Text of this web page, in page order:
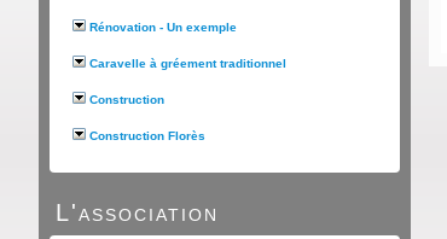
Rénovation - Un exemple
Caravelle à gréement traditionnel
Construction
Construction Florès
L'association